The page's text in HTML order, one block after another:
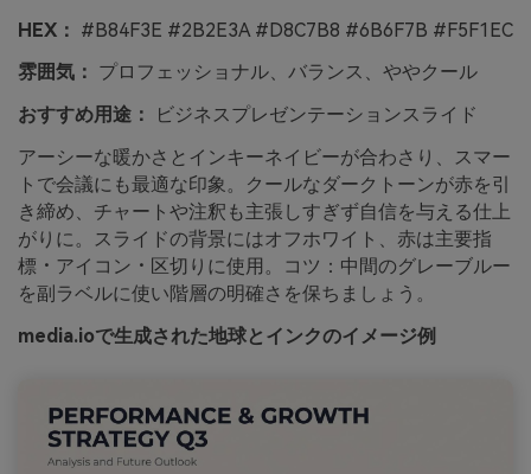
HEX： #B84F3E #2B2E3A #D8C7B8 #6B6F7B #F5F1EC
雰囲気： プロフェッショナル、バランス、ややクール
おすすめ用途：
ビジネスプレゼンテーションスライド
アーシーな暖かさとインキーネイビーが合わさり、スマー
トで会議にも最適な印象。クールなダークトーンが赤を引
き締め、チャートや注釈も主張しすぎず自信を与える仕上
がりに。スライドの背景にはオフホワイト、赤は主要指
標・アイコン・区切りに使用。コツ：中間のグレーブルー
を副ラベルに使い階層の明確さを保ちましょう。
media.ioで生成された地球とインクのイメージ例